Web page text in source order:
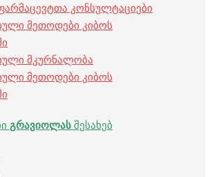
კონსულტაციები
მეთოდები კიბოს
მკურნალობა
მეთოდები კიბოს
გრავიოლას შესახებ